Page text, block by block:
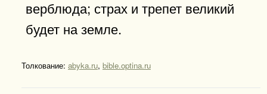
верблюда; страх и трепет великий
будет на земле.
Толкование: abyka.ru, bible.optina.ru